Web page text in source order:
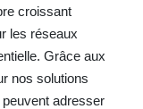
croissant
les réseaux
Grâce aux
nos solutions
adresser